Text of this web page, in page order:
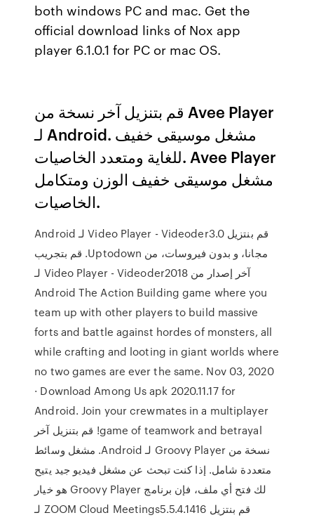
both windows PC and mac. Get the
official download links of Nox app
player 6.1.0.1 for PC or mac OS.
قم بتنزيل آخر نسخة من Avee Player
لـ Android. مشغل موسيقى خفيف
للغاية ومتعدد الخاصيات. Avee Player
مشغل موسيقى خفيف الوزن ومتكامل
الخاصيات.
‫قم بنتزيل Video Player - Videoder3.0 لـ Android
مجانا، و بدون فيروسات، من Uptodown. قم بتجريب
آخر إصدار من Video Player - Videoder2018 لـ
Android The Action Building game where you
team up with other players to build massive
forts and battle against hordes of monsters, all
while crafting and looting in giant worlds where
no two games are ever the same. Nov 03, 2020
· Download Among Us apk 2020.11.17 for
Android. Join your crewmates in a multiplayer
game of teamwork and betrayal! قم بتنزيل آخر
نسخة من Groovy Player لـ Android. مشغل وسائط
متعددة شامل. إذا كنت تبحث عن مشغل فيديو جيد يتيح
لك فتح أي ملف، فإن برنامج Groovy Player هو خيار
‫قم بنتزيل ZOOM Cloud Meetings5.5.4.1416 لـ